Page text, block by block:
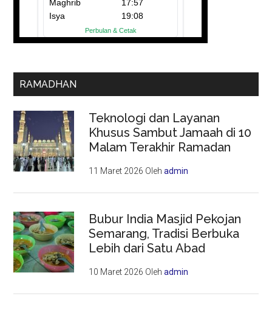
RAMADHAN
Teknologi dan Layanan
Khusus Sambut Jamaah di 10
Malam Terakhir Ramadan
11 Maret 2026 Olehadmin
Bubur India Masjid Pekojan
Semarang, Tradisi Berbuka
Lebih dari Satu Abad
10 Maret 2026 Olehadmin